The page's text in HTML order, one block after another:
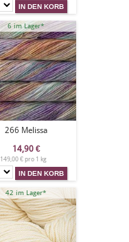
6 im Lager*
266 Melissa
14,90 €
149,00 € pro 1 kg
42 im Lager*